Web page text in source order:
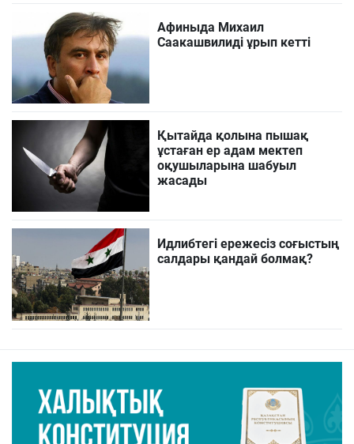
Афиныда Михаил
Саакашвилиді ұрып кетті
Қытайда қолына пышақ
ұстаған ер адам мектеп
оқушыларына шабуыл
жасады
Идлибтегі ережесіз соғыстың
салдары қандай болмақ?